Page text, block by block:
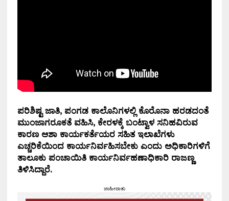
ಪರಿಶಿಷ್ಟ ಜಾತಿ, ಪಂಗಡ ಕಾಲೊನಿಗಳಲ್ಲಿ ಕೊರೊನಾ ಹರಡದಂತೆ
ಮುಂಜಾಗರೂಕತೆ ವಹಿಸಿ, ಕೇರಳಕ್ಕೆ ಬಂಟ್ವಾಳ ಸನಿಹವಿರುವ
ಕಾರಣ ಆಶಾ ಕಾರ್ಯಕರ್ತೆಯರ ಸಹಿತ ಇಲಾಖೆಗಳು
ಎಚ್ಚರಿಕೆಯಿಂದ ಕಾರ್ಯನಿರ್ವಹಿಸಬೇಕು ಎಂದು ಅಧಿಕಾರಿಗಳಿಗೆ
ತಾಲೂಕು ಪಂಚಾಯಿತಿ ಕಾರ್ಯನಿರ್ವಹಣಾಧಿಕಾರಿ ರಾಜಣ್ಣ
ತಿಳಿಸಿದ್ದಾರೆ.
ಜಾಹೀರಾತು